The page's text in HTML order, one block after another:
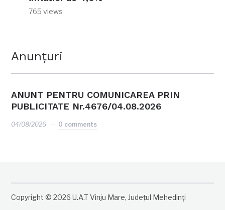
765 views
Anunțuri
ANUNT PENTRU COMUNICAREA PRIN
PUBLICITATE Nr.4676/04.08.2026
04/08/2026 0 comments
Copyright © 2026 U.A.T Vinju Mare, Județul Mehedinți